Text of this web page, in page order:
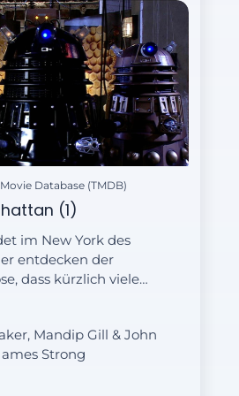
Database (TMDB)
(1)
im New York des
entdecken der
dass kürzlich viele
auf offener Straße
des Doktors dafür
die Daleks! Denn
Mandip Gill & John
Strong